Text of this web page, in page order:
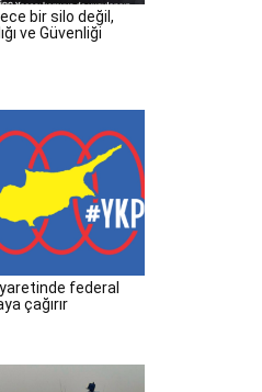
bir silo değil,
ve Güvenliği
federal
çağırır